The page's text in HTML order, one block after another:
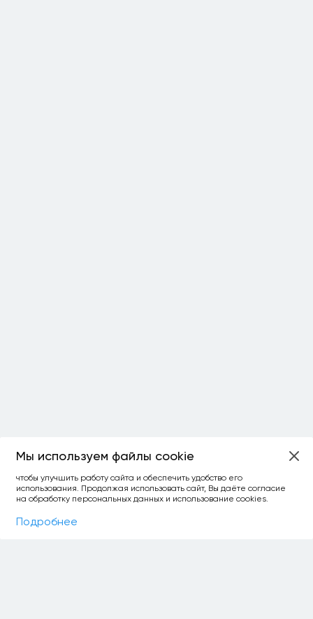
Фильтры
Мы используем файлы cookie
чтобы улучшить работу сайта и обеспечить удобство его
использования. Продолжая использовать сайт, Вы даёте согласие
на обработку персональных данных и использование cookies.
Подробнее
ОСТАЛОСЬ:
уточнить фильтр сравнить топ-3
спросить ИИ